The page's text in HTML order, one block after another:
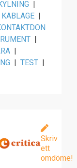
|
KABLAGE |
|
|
| TEST |
Skriv
ett
omdöme!